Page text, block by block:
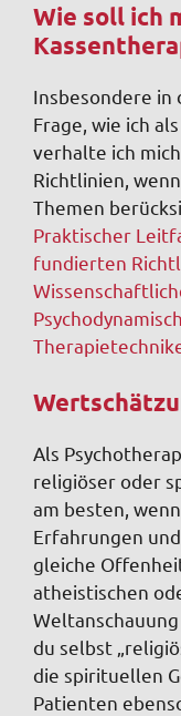
Wie soll ich
Insbesondere in
Frage, wie ich
verhalte ich
Richtlinien,
Themen
Praktischer
fundierten
Als
religiöser oder
am besten,
Erfahrungen
gleiche
atheistischen
du selbst
die spirituellen
Patienten